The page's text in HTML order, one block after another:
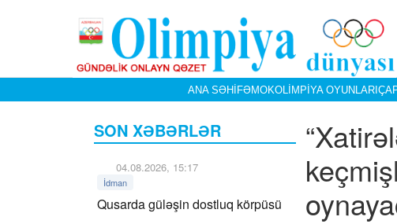
ANA SƏHIFƏMOKOLIMPIYA OYUNLARI
SON XƏBƏRLƏR
04.08.2026, 15:17
İdman
Qusarda güləşin dostluq körpüsü